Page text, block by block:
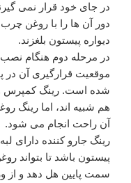
در جای خود قرار نمی
دور آن ها را با روغن
دیواره پیستون بلغزند.
در مرحله دوم هنگام نصب
موقعیت قرارگیری آن در
شده است. رینگ کمپرس و
هم شبیه اند، اما
آن راحت انجام می شود.
رینگ جارو کننده دارای
پیستون باشد تا بتواند
سمت پایین هل دهد و از